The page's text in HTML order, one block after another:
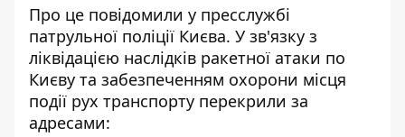
Про це повідомили у пресслужбі
патрульної поліції Києва. У зв'язку з
ліквідацією наслідків ракетної атаки по
Києву та забезпеченням охорони місця
події рух транспорту перекрили за
адресами: